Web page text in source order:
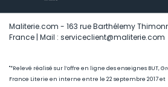
Maliterie.com - 163 rue Barthélemy
France | Mail : serviceclient@maliterie.com
"*Relevé réalisé sur l’offre en ligne des enseignes BUT,
France Literie en interne entre le 22 septembre 2017 et